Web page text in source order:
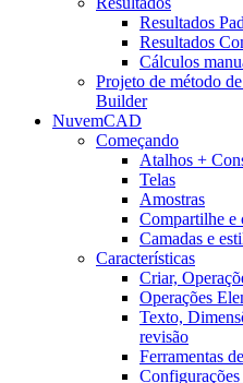
Resultados
Resultados
Cálculos
Projeto de método
Builder
NuvemCAD
Começando
Atalhos +
Telas
Amostras
Compartilhe e
Camadas e
Características
Criar,
Operações
Texto,
revisão
Ferramentas
Configurações